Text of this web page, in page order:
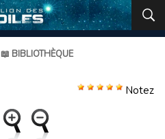
📖 BIBLIOTHÈQUE
Notez